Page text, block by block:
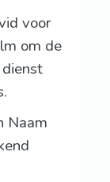
voor
om de
Naam